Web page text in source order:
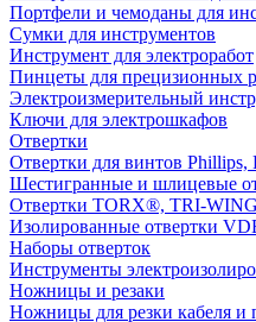
Портфели и чемоданы для
Сумки для инструментов
Инструмент для электроработ
Пинцеты для прецизионных
Электроизмерительный
Ключи для электрошкафов
Отвертки
Отвертки для винтов Phillips,
Шестигранные и шлицевые
Отвертки TORX®, TRI-
Изолированные отвертки
Наборы отверток
Инструменты
Ножницы и резаки
Ножницы для резки кабеля и